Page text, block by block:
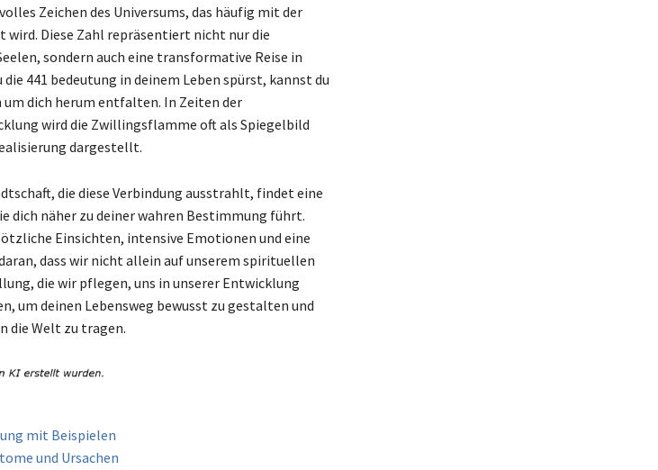
Zeichen des Universums, das häufig mit der
wird. Diese Zahl repräsentiert nicht nur die
sondern auch eine transformative Reise in
441 bedeutung in deinem Leben spürst, kannst du
um dich herum entfalten. In Zeiten der
wird die Zwillingsflamme oft als Spiegelbild
dargestellt.
die diese Verbindung ausstrahlt, findet eine
näher zu deiner wahren Bestimmung führt.
Einsichten, intensive Emotionen und eine
dass wir nicht allein auf unserem spirituellen
die wir pflegen, uns in unserer Entwicklung
um deinen Lebensweg bewusst zu gestalten und
die Welt zu tragen.
mit Beispielen
und Ursachen